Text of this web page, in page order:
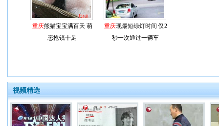
重庆熊猫宝宝满百天 萌
态抢镜十足
重庆现最短绿灯时间 仅2
秒一次通过一辆车
视频精选